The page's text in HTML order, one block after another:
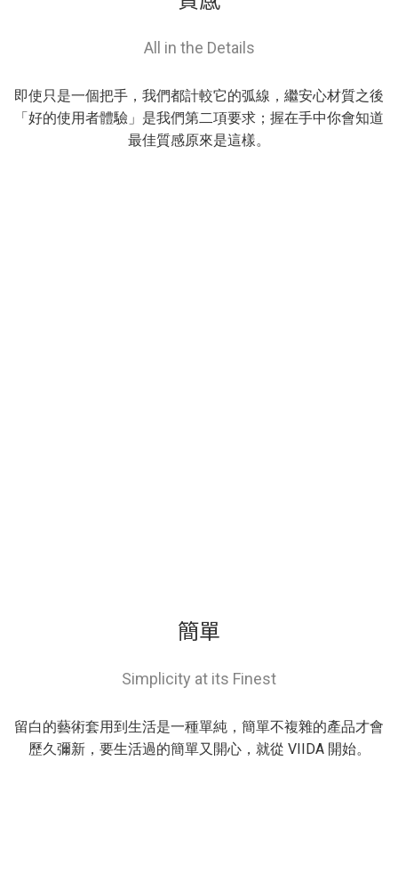
All in the Details
即使只是一個把手，我們都計較它的弧線，繼安心材質之後
「好的使用者體驗」是我們第二項要求；握在手中你會知道
最佳質感原來是這樣。
簡單
Simplicity at its Finest
留白的藝術套用到生活是一種單純，簡單不複雜的產品才會
歷久彌新，要生活過的簡單又開心，就從 VIIDA 開始。